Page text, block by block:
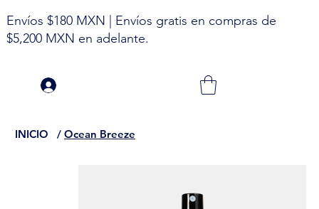
Envíos $180 MXN | Envíos gratis en compras de
$5,200 MXN en adelante.
INICIO / Ocean Breeze